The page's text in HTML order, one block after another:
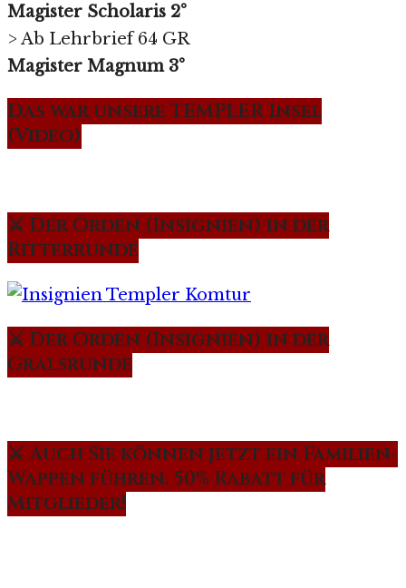
Magister Scholaris 2°
> Ab Lehrbrief 64 GR
Magister Magnum 3°
Das war unsere TEMPLER Insel
(Video)
⚔️ Der Orden (Insignien) in der
Ritterrunde
⚔️ Der Orden (Insignien) in der
Gralsrunde
⚔️ Auch Sie können jetzt ein Familien-
Wappen führen. 50% Rabatt für
Mitglieder!